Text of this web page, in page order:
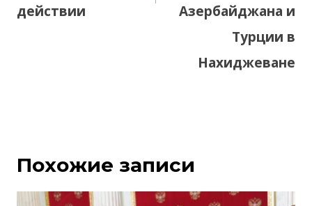
действии
Азербайджана и
Турции в
Нахиджеване
Похожие записи